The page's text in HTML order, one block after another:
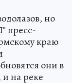
но
пресс-
краю
они в
на реке